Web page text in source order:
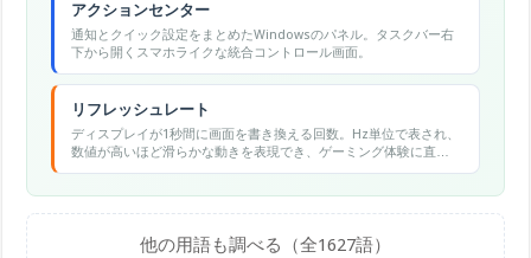
アクションセンター
通知とクイック設定をまとめたWindowsのパネル。タスクバー右
下から開くスマホライクな統合コントロール画面。
リフレッシュレート
ディスプレイが1秒間に画面を書き換える回数。Hz単位で表され、
数値が高いほど滑らかな動きを表現でき、ゲーミング体験に直結
する。
他の用語も調べる（全1627語）